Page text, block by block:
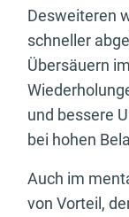
Desweiteren
schneller
Übersäuern
und bessere
bei hohen
Auch im
von Vorteil,